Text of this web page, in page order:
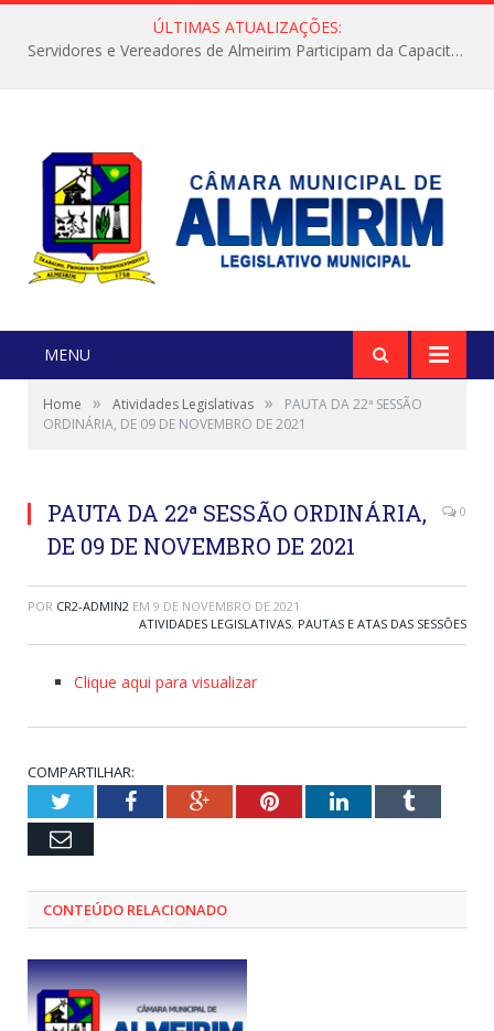
ÚLTIMAS ATUALIZAÇÕES:
Servidores e Vereadores de Almeirim Participam da Capacitação “Orientar é a Nossa Missão”
MENU
Home » Atividades Legislativas »
PAUTA DA 22ª SESSÃO
ORDINÁRIA, DE 09 DE NOVEMBRO DE 2021
PAUTA DA 22ª SESSÃO ORDINÁRIA,
DE 09 DE NOVEMBRO DE 2021
0
POR CR2-ADMIN2 EM 9 DE NOVEMBRO DE 2021
ATIVIDADES LEGISLATIVAS, PAUTAS E ATAS DAS SESSÕES
Clique aqui para visualizar
COMPARTILHAR:
TwitterFacebookGoogle+PinterestLinkedInTumblr
Email
CONTEÚDO RELACIONADO